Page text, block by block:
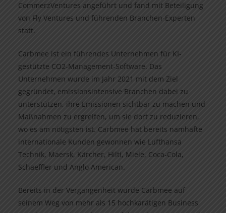
CommerzVentures angeführt und fand mit Beteiligung
von Fly Ventures und führenden Branchen-Experten
statt.
Carbmee ist ein führendes Unternehmen für KI-
gestützte CO2-Management-Software. Das
Unternehmen wurde im Jahr 2021 mit dem Ziel
gegründet, emissionsintensive Branchen dabei zu
unterstützen, ihre Emissionen sichtbar zu machen und
Maßnahmen zu ergreifen, um sie dort zu reduzieren,
wo es am nötigsten ist. Carbmee hat bereits namhafte
internationale Kunden gewonnen wie Lufthansa
Technik, Maersk, Kärcher, Hilti, Miele, Coca-Cola,
Schaeffler und Anglo American.
Bereits in der Vergangenheit wurde Carbmee auf
seinem Weg von mehr als 15 hochkarätigen Business